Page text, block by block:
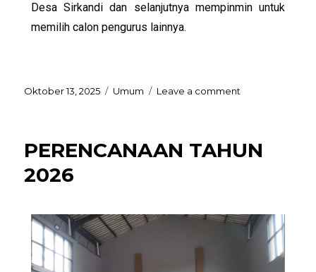
Desa Sirkandi dan selanjutnya mempinmin untuk
memilih calon pengurus lainnya.
Oktober 13, 2025 Umum Leave a comment
PERENCANAAN TAHUN
2026